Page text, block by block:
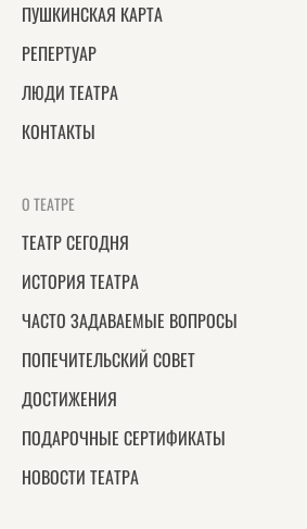
ПУШКИНСКАЯ КАРТА
РЕПЕРТУАР
ЛЮДИ ТЕАТРА
КОНТАКТЫ
О ТЕАТРЕ
ТЕАТР СЕГОДНЯ
ИСТОРИЯ ТЕАТРА
ЧАСТО ЗАДАВАЕМЫЕ ВОПРОСЫ
ПОПЕЧИТЕЛЬСКИЙ СОВЕТ
ДОСТИЖЕНИЯ
ПОДАРОЧНЫЕ СЕРТИФИКАТЫ
НОВОСТИ ТЕАТРА